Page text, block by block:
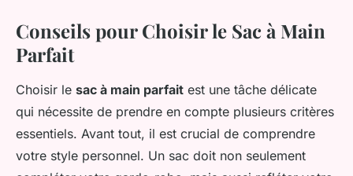
Conseils pour Choisir le Sac à Main
Parfait
Choisir le sac à main parfait est une tâche délicate
qui nécessite de prendre en compte plusieurs critères
essentiels. Avant tout, il est crucial de comprendre
votre style personnel. Un sac doit non seulement